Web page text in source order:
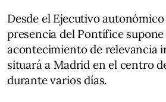
Desde el Ejecutivo
presencia del Pontífice supone
acontecimiento de relevancia
situará a Madrid en el centro
durante varios días.